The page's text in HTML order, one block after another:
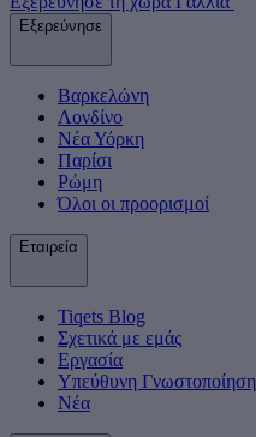
Εξερεύνησε
Βαρκελώνη
Λονδίνο
Νέα Υόρκη
Παρίσι
Ρώμη
Όλοι οι προορισμοί
Εταιρεία
Tiqets Βlog
Σχετικά με εμάς
Εργασία
Υπεύθυνη Γνωστοποίηση
Νέα